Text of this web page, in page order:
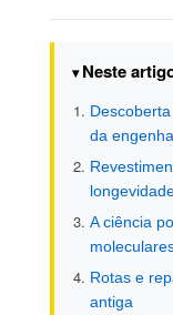
Neste
da
A ciência
Rotas e
antiga